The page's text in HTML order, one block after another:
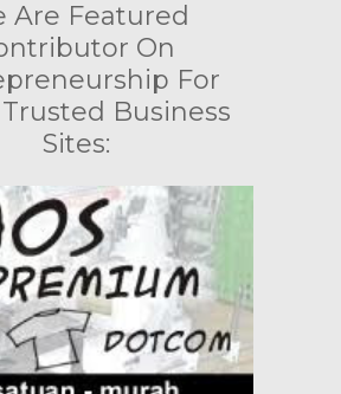
Are Featured
On
For
Business
Sites: